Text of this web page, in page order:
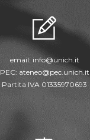
email: info@unich.it
PEC: ateneo@pec.unich.it
Partita IVA 01335970693